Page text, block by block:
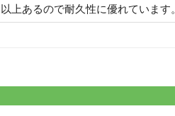
上あるので耐久性に優れています